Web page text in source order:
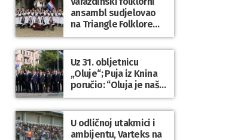
ansambl sudjelovao
na Triangle Folklore
Festivalu u Danskoj
Uz 31. obljetnicu
„Oluje“; Puja iz Knina
poručio: “Oluja je naša
najveća pobjeda,
simbol slobode i
zajedništva!”
U odličnoj utakmici i
ambijentu, Varteks na